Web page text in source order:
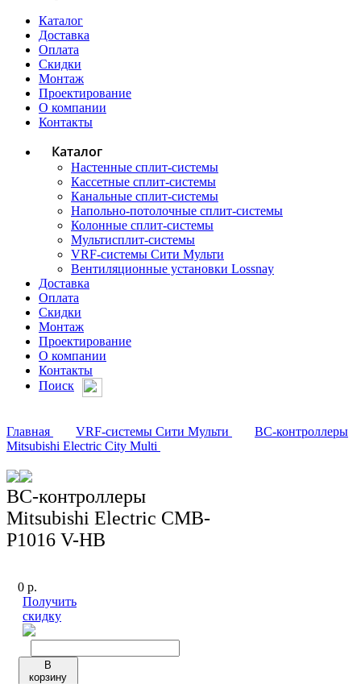
Каталог
Доставка
Оплата
Скидки
Монтаж
Проектирование
О компании
Контакты
Каталог
Настенные сплит-системы
Кассетные сплит-системы
Канальные сплит-системы
Напольно-потолочные сплит-системы
Колонные сплит-системы
Мультисплит-системы
VRF-системы Сити Мульти
Вентиляционные установки Lossnay
Доставка
Оплата
Скидки
Монтаж
Проектирование
О компании
Контакты
Поиск
Главная VRF-системы Сити Мульти
BC-контроллеры
Mitsubishi Electric City Multi
BC-контроллеры
Mitsubishi Electric CMB-
P1016 V-НB
0 р.
Получить
скидку
В
корзину